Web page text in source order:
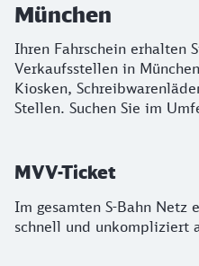
München
Ihren Fahrschein erhalten
Verkaufsstellen in
Kiosken,
Stellen. Suchen Sie im
MVV-Ticket
Im gesamten S-Bahn Netz
schnell und unkompliziert